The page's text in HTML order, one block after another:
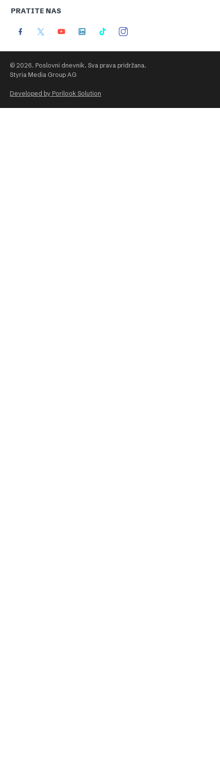
PRATITE NAS
© 2026. Poslovni dnevnik. Sva prava pridržana.
Styria Media Group AG
Developed by Porilook Solution